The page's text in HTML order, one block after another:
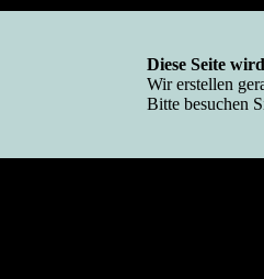
Diese Seite
Wir erstellen
Bitte besuchen